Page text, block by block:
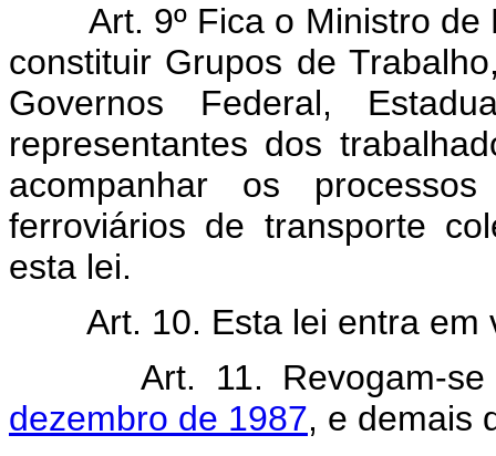
Art. 9º Fica o Ministro
constituir Grupos de
Governos Federal,
representantes dos
acompanhar os
ferroviários de transporte
esta lei.
Art. 10. Esta lei entra
Art. 11. Revogam-
dezembro de 1987, e demais